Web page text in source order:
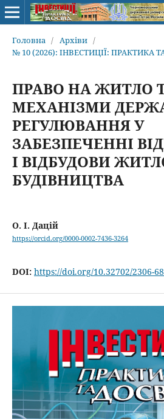
Головна / Архіви /
№ 10 (2026): ІНВЕСТИЦІЇ: ПРАКТИКА
ПРАВО НА ЖИТЛО
МЕХАНІЗМИ
РЕГУЛЮВАННЯ У
ЗАБЕЗПЕЧЕННІ
І ВІДБУДОВИ
БУДІВНИЦТВА
О. І. Дацій
https://orcid.org/0000-0002-7436-3264
DOI: https://doi.org/10.32702/2306-